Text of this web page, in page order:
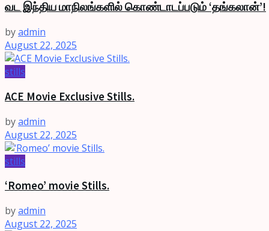
வட இந்திய மாநிலங்களில் கொண்டாடப்படும் ‘தங்கலான்’!
byadmin
August 22, 2025
stills
ACE Movie Exclusive Stills.
byadmin
August 22, 2025
stills
‘Romeo’ movie Stills.
byadmin
August 22, 2025